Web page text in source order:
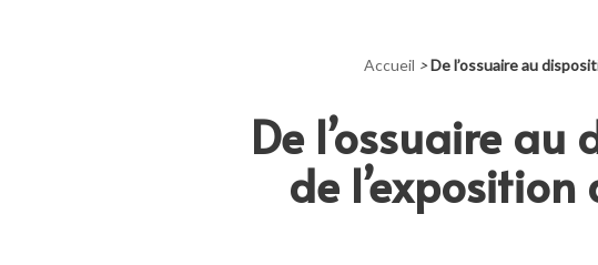
Accueil >De l’ossuaire au
De l’ossuaire
de